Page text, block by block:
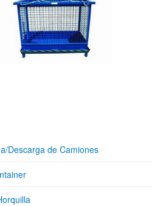
Descarga de Camiones